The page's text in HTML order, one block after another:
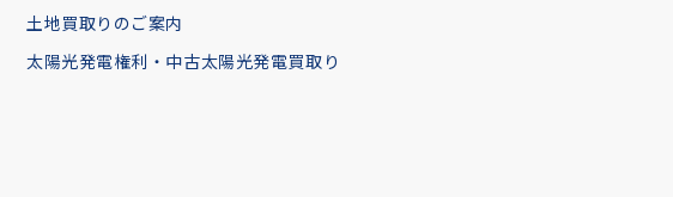
土地買取りのご案内
太陽光発電権利・中古太陽光発電買取り